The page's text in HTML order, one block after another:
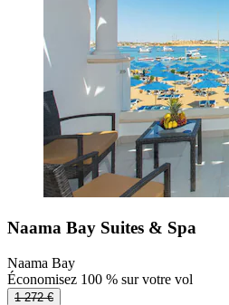
Naama Bay Suites & Spa
Naama Bay
Économisez 100 % sur votre vol
1 272 €